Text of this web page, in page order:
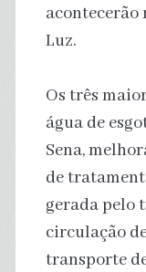
acontecerão
Luz.
Os três
água de
Sena,
de
gerada pelo
circulação
transporte